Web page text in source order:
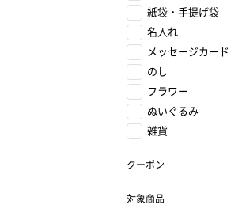
紙袋・手提げ袋
名入れ
メッセージカード
のし
フラワー
ぬいぐるみ
雑貨
クーポン
対象商品